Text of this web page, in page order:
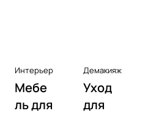
Интерьер
Мебе
ль для
Демакияж
Уход
для